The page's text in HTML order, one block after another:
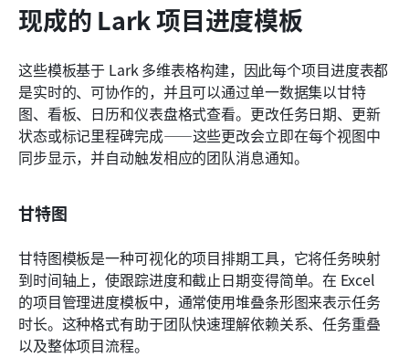
现成的 Lark 项目进度模板
这些模板基于 Lark 多维表格构建，因此每个项目进度表都
是实时的、可协作的，并且可以通过单一数据集以甘特
图、看板、日历和仪表盘格式查看。更改任务日期、更新
状态或标记里程碑完成——这些更改会立即在每个视图中
同步显示，并自动触发相应的团队消息通知。
甘特图
甘特图模板是一种可视化的项目排期工具，它将任务映射
到时间轴上，使跟踪进度和截止日期变得简单。在 Excel
的项目管理进度模板中，通常使用堆叠条形图来表示任务
时长。这种格式有助于团队快速理解依赖关系、任务重叠
以及整体项目流程。